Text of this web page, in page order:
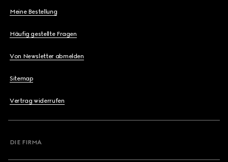
Meine Bestellung
Häufig gestellte Fragen
Von Newsletter abmelden
Sitemap
Vertrag widerrufen
DIE FIRMA